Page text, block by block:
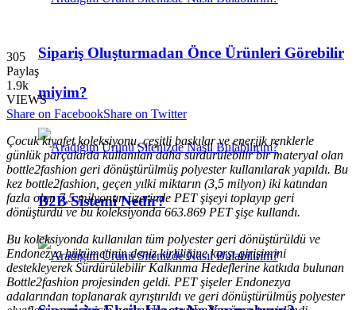
Sipariş Oluşturmadan Önce Ürünleri Görebilir
miyim?
B2B Sistemi Nedir?
305
Paylaş
1.9k
VIEWS
Share on FacebookShare on Twitter
Çocuk kıyafet koleksiyonu, çeşitli baskılar ve enerjik renklerle
günlük parçalarda kullanılan daha sürdürülebilir bir materyal olan
bottle2fashion geri dönüştürülmüş polyester kullanılarak yapıldı. Bu
kez bottle2fashion, geçen yılki miktarın (3,5 milyon) iki katından
fazla olan 7,5 milyonun üzerinde PET şişeyi toplayıp geri
dönüştürdü ve bu koleksiyonda 663.869 PET şişe kullandı.
Bu koleksiyonda kullanılan tüm polyester geri dönüştürüldü ve
Endonezya hükümetinin deniz kirliliğine karşı girişimini
destekleyerek Sürdürülebilir Kalkınma Hedeflerine katkıda bulunan
Bottle2fashion projesinden geldi. PET şişeler Endonezya
adalarından toplanarak ayrıştırıldı ve geri dönüştürülmüş polyester